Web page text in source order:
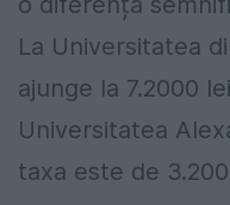
La Universitatea
ajunge la 7.2000
Universitatea
taxa este de